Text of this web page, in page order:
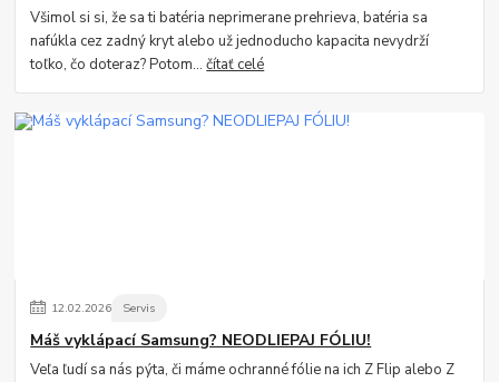
Všimol si si, že sa ti batéria neprimerane prehrieva, batéria sa
nafúkla cez zadný kryt alebo už jednoducho kapacita nevydrží
toľko, čo doteraz? Potom...čítať celé
12.02.2026 Servis
Máš vyklápací Samsung? NEODLIEPAJ FÓLIU!
Veľa ľudí sa nás pýta, či máme ochranné fólie na ich Z Flip alebo Z